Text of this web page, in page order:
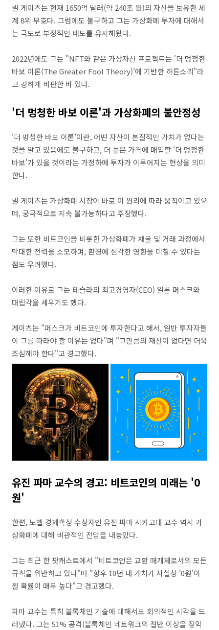
빌 게이츠는 현재 1650억 달러(약 240조 원)의 자산을 보유한 세
계 8위 부호다. 그럼에도 불구하고 그는 가상화폐 투자에 대해서
는 극도로 부정적인 태도를 유지해왔다.
2022년에도 그는 "NFT와 같은 가상자산 프로젝트는 '더 멍청한
바보 이론(The Greater Fool Theory)'에 기반한 허튼소리"라
고 강하게 비판한 바 있다.
'더 멍청한 바보 이론'과 가상화폐의 불안정성
'더 멍청한 바보 이론'이란, 어떤 자산이 본질적인 가치가 없다는
것을 알고 있음에도 불구하고, 더 높은 가격에 매입할 '더 멍청한
바보'가 있을 것이라는 가정하에 투자가 이루어지는 현상을 의미
한다.
빌 게이츠는 가상화폐 시장이 바로 이 원리에 따라 움직이고 있으
며, 궁극적으로 지속 불가능하다고 주장했다.
그는 또한 비트코인을 비롯한 가상화폐가 채굴 및 거래 과정에서
막대한 전력을 소모하며, 환경에 심각한 영향을 미칠 수 있다는
점도 우려했다.
이러한 이유로 그는 테슬라의 최고경영자(CEO) 일론 머스크와
대립각을 세우기도 했다.
게이츠는 "머스크가 비트코인에 투자한다고 해서, 일반 투자자들
이 그를 따라야 할 이유는 없다"며 "그만큼의 재산이 없다면 더욱
조심해야 한다"고 경고했다.
유진 파마 교수의 경고: 비트코인의 미래는 '0
원'
한편, 노벨 경제학상 수상자인 유진 파마 시카고대 교수 역시 가
상화폐에 대해 비관적인 전망을 내놓았다.
그는 최근 한 팟캐스트에서 "비트코인은 교환 매개체로서의 모든
규칙을 위반하고 있다"며 "향후 10년 내 가치가 사실상 '0원'이
될 확률이 매우 높다"고 경고했다.
파마 교수는 특히 블록체인 기술에 대해서도 회의적인 시각을 드
러냈다. 그는 51% 공격(블록체인 네트워크의 절반 이상을 장악